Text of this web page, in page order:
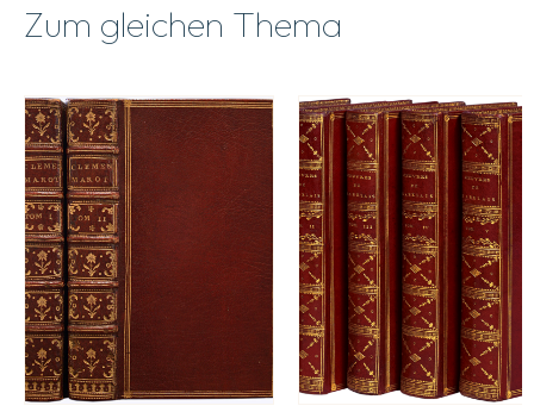
Zum gleichen Thema